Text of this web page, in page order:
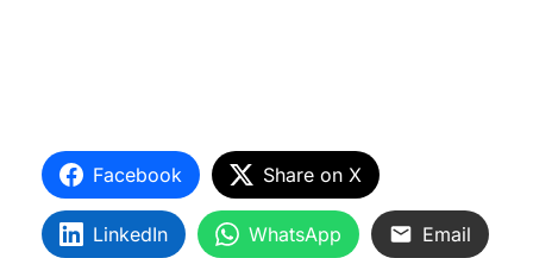
Facebook Share on X
LinkedIn WhatsApp Email